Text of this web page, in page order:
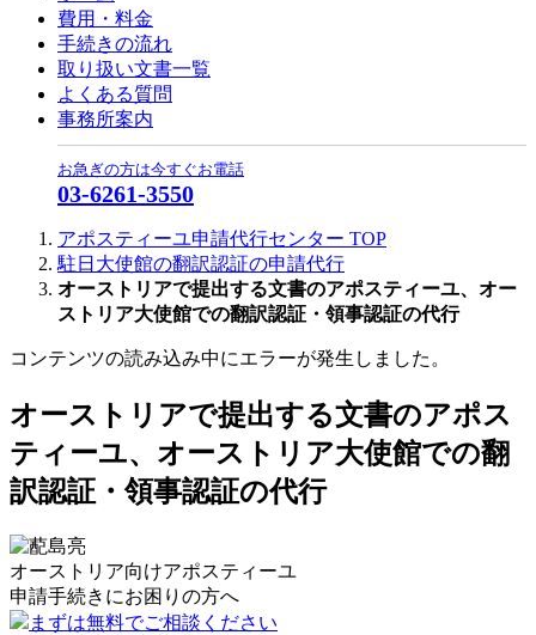
費用・料金
手続きの流れ
取り扱い文書一覧
よくある質問
事務所案内
お急ぎの方は今すぐお電話
03-6261-3550
アポスティーユ申請代行センター TOP
駐日大使館の翻訳認証の申請代行
オーストリアで提出する文書のアポスティーユ、オー
ストリア大使館での翻訳認証・領事認証の代行
コンテンツの読み込み中にエラーが発生しました。
オーストリアで提出する文書のアポス
ティーユ、オーストリア大使館での翻
訳認証・領事認証の代行
オーストリア向けアポスティーユ
申請手続きにお困りの方へ
まずは無料でご相談ください